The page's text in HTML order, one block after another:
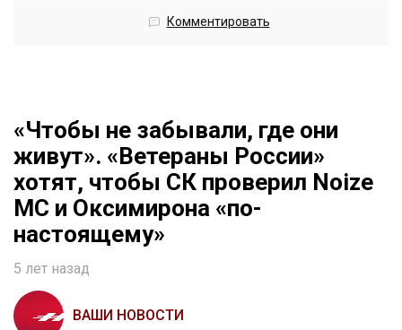
Комментировать
«Чтобы не забывали, где они
живут». «Ветераны России»
хотят, чтобы СК проверил Noize
MC и Оксимирона «по-
настоящему»
5 лет назад
ВАШИ НОВОСТИ